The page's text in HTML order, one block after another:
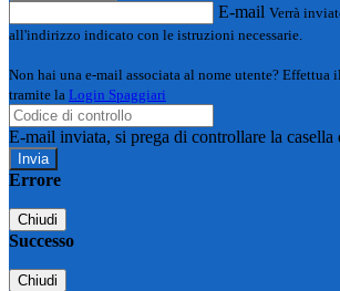
E-mail Verrà
all'indirizzo indicato con le istruzioni necessarie.
Non hai una e-mail associata al nome utente? Effettua
tramite la Login Spaggiari
E-mail inviata, si prega di controllare la casella
Errore
Chiudi
Successo
Chiudi